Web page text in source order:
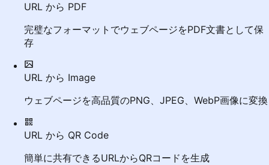
URL から PDF
完璧なフォーマットでウェブページをPDF文書として保
存
URL から Image
ウェブページを高品質のPNG、JPEG、WebP画像に変換
URL から QR Code
簡単に共有できるURLからQRコードを生成